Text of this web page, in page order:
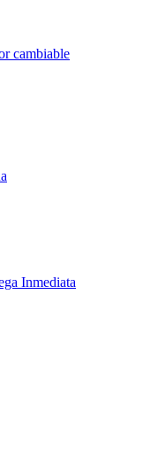
cambiable
Inmediata